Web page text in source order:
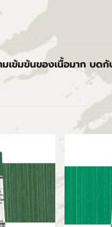
มเข้มข้นของเนื้อมาก บ